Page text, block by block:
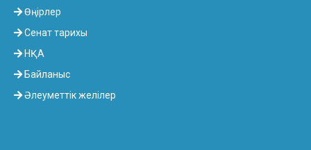
Өңірлер
Сенат тарихы
НҚА
Байланыс
Әлеуметтік желілер